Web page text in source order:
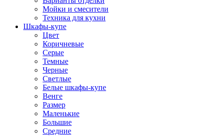
Мойки и смесители
Техника для кухни
Шкафы-купе
Цвет
Коричневые
Серые
Темные
Черные
Светлые
Белые шкафы-купе
Венге
Размер
Маленькие
Большие
Средние